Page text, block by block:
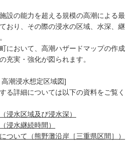
設の能力を超える規模の高潮による最
おり、その際の浸水の区域、水深、継
において、高潮ハザードマップの作成
充実・強化が図られます。
潮浸水想定区域図]
る詳細については以下の資料をご覧く
浸水区域及び浸水深）
浸水継続時間）
ついて（熊野灘沿岸［三重県区間］）